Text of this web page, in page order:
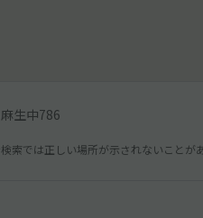
生中786
索では正しい場所が示されないことが